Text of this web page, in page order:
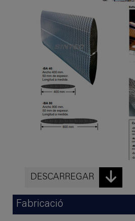
DESCARREGAR
Fabricació